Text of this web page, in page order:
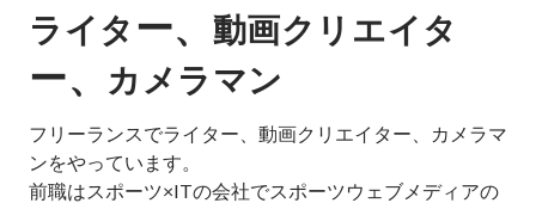
ライター、 動画クリエイタ
ー、 カメラマン
フリーランスでライター、動画クリエイター、カメラマ
ンをやっています。
前職はスポーツ×ITの会社でスポーツウェブメディアの